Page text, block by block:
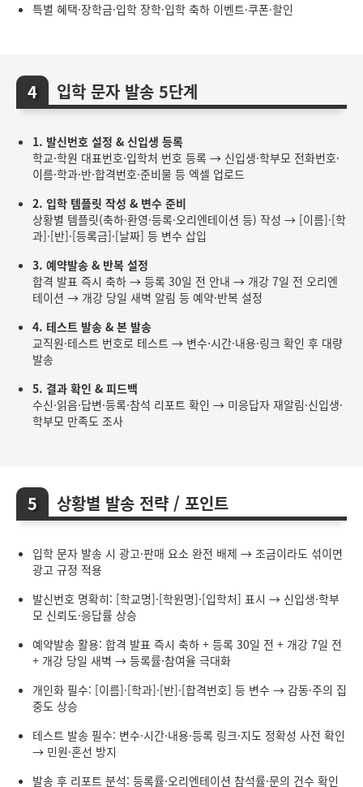
특별 혜택·장학금·입학 장학·입학 축하 이벤트·쿠폰·할인
입학 문자 발송 5단계
1. 발신번호 설정 & 신입생 등록
학교·학원 대표번호·입학처 번호 등록 → 신입생·학부모 전화번호·
이름·학과·반·합격번호·준비물 등 엑셀 업로드
2. 입학 템플릿 작성 & 변수 준비
상황별 템플릿(축하·환영·등록·오리엔테이션 등) 작성 → [이름]·[학
과]·[반]·[등록금]·[날짜] 등 변수 삽입
3. 예약발송 & 반복 설정
합격 발표 즉시 축하 → 등록 30일 전 안내 → 개강 7일 전 오리엔
테이션 → 개강 당일 새벽 알림 등 예약·반복 설정
4. 테스트 발송 & 본 발송
교직원·테스트 번호로 테스트 → 변수·시간·내용·링크 확인 후 대량
발송
5. 결과 확인 & 피드백
수신·읽음·답변·등록·참석 리포트 확인 → 미응답자 재알림·신입생·
학부모 만족도 조사
상황별 발송 전략 / 포인트
입학 문자 발송 시 광고·판매 요소 완전 배제 → 조금이라도 섞이면
광고 규정 적용
발신번호 명확히: [학교명]·[학원명]·[입학처] 표시 → 신입생·학부
모 신뢰도·응답률 상승
예약발송 활용: 합격 발표 즉시 축하 + 등록 30일 전 + 개강 7일 전
+ 개강 당일 새벽 → 등록률·참여율 극대화
개인화 필수: [이름]·[학과]·[반]·[합격번호] 등 변수 → 감동·주의 집
중도 상승
테스트 발송 필수: 변수·시간·내용·등록 링크·지도 정확성 사전 확인
→ 민원·혼선 방지
발송 후 리포트 분석: 등록률·오리엔테이션 참석률·문의 건수 확인